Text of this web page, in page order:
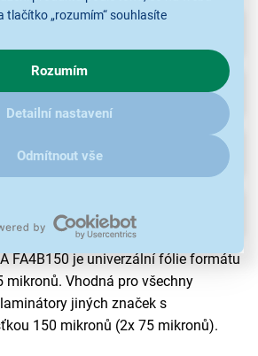
tlačítko „rozumím“ souhlasíte
zobrazení cílených reklam. Pokud vás
s cookies a dalšími údaji pracujeme,
Rozumím
Detailní nastavení
Odmítnout vše
Popis
FA4B150 je univerzální fólie formátu
mikronů. Vhodná pro všechny
jiných značek s
150 mikronů (2x 75 mikronů).
Recenze(5)
Ke stažení